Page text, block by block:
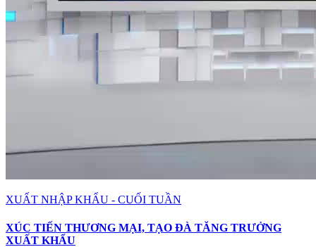
XUẤT NHẬP KHẨU - CUỐI TUẦN
XÚC TIẾN THƯƠNG MẠI, TẠO ĐÀ TĂNG TRƯỞNG
XUẤT KHẨU